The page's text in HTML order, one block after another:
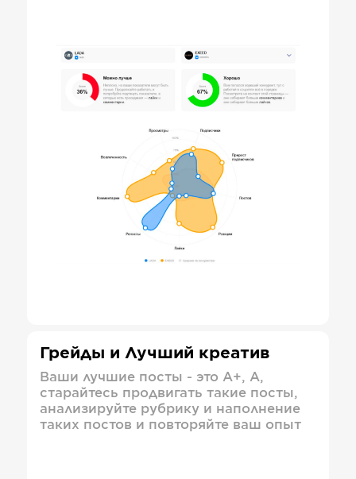
Грейды и Лучший креатив
Ваши лучшие посты - это А+, А,
старайтесь продвигать такие посты,
анализируйте рубрику и наполнение
таких постов и повторяйте ваш опыт